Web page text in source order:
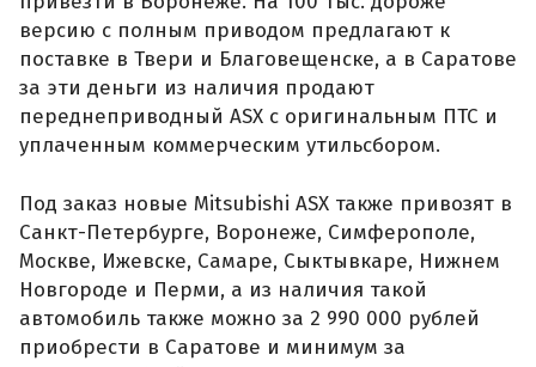
версию с полным приводом предлагают к
поставке в Твери и Благовещенске, а в Саратове
за эти деньги из наличия продают
переднеприводный ASX с оригинальным ПТС и
уплаченным коммерческим утильсбором.
Под заказ новые Mitsubishi ASX также привозят в
Санкт-Петербурге, Воронеже, Симферополе,
Москве, Ижевске, Самаре, Сыктывкаре, Нижнем
Новгороде и Перми, а из наличия такой
автомобиль также можно за 2 990 000 рублей
приобрести в Саратове и минимум за